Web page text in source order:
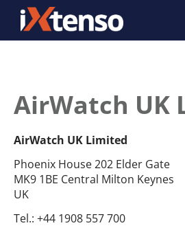
AirWatch UK
AirWatch UK Limited
Phoenix House 202 Elder Gate
MK9 1BE Central Milton Keynes
UK
Tel.: +44 1908 557 700